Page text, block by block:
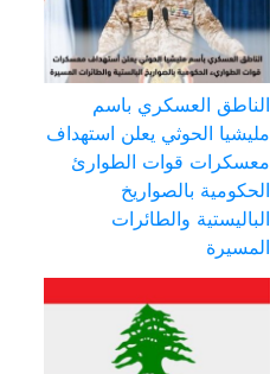
الناطق العسكري باسم
مليشيا الحوثي يعلن استهداف
معسكرات قوات الطوارئ
الحكومية بالصواريخ
الباليستية والطائرات
المسيرة